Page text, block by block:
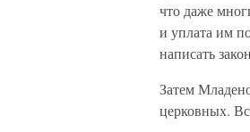
что даже
и уплата им
написать
Затем
церковных.